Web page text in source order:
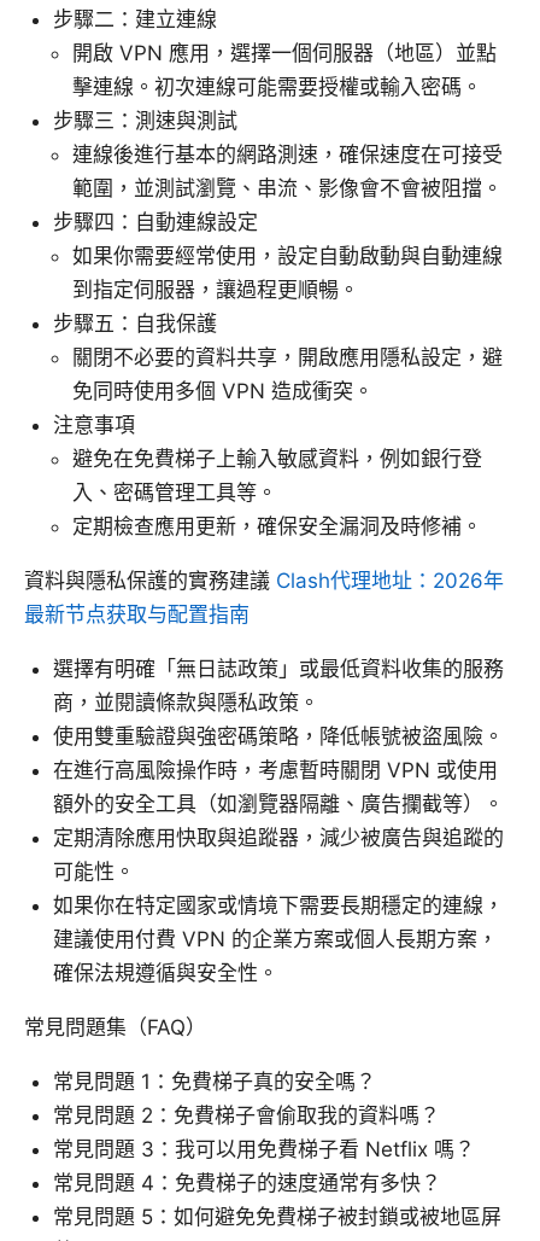
步驟二：建立連線
開啟 VPN 應用，選擇一個伺服器（地區）並點
擊連線。初次連線可能需要授權或輸入密碼。
步驟三：測速與測試
連線後進行基本的網路測速，確保速度在可接受
範圍，並測試瀏覽、串流、影像會不會被阻擋。
步驟四：自動連線設定
如果你需要經常使用，設定自動啟動與自動連線
到指定伺服器，讓過程更順暢。
步驟五：自我保護
關閉不必要的資料共享，開啟應用隱私設定，避
免同時使用多個 VPN 造成衝突。
注意事項
避免在免費梯子上輸入敏感資料，例如銀行登
入、密碼管理工具等。
定期檢查應用更新，確保安全漏洞及時修補。
資料與隱私保護的實務建議 Clash代理地址：2026年
最新节点获取与配置指南
選擇有明確「無日誌政策」或最低資料收集的服務
商，並閱讀條款與隱私政策。
使用雙重驗證與強密碼策略，降低帳號被盜風險。
在進行高風險操作時，考慮暫時關閉 VPN 或使用
額外的安全工具（如瀏覽器隔離、廣告攔截等）。
定期清除應用快取與追蹤器，減少被廣告與追蹤的
可能性。
如果你在特定國家或情境下需要長期穩定的連線，
建議使用付費 VPN 的企業方案或個人長期方案，
確保法規遵循與安全性。
常見問題集（FAQ）
常見問題 1：免費梯子真的安全嗎？
常見問題 2：免費梯子會偷取我的資料嗎？
常見問題 3：我可以用免費梯子看 Netflix 嗎？
常見問題 4：免費梯子的速度通常有多快？
常見問題 5：如何避免免費梯子被封鎖或被地區屏